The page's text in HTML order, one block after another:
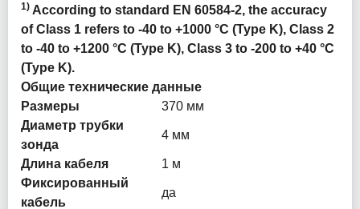
1) According to standard EN 60584-2, the accuracy
of Class 1 refers to -40 to +1000 °C (Type K), Class 2
to -40 to +1200 °C (Type K), Class 3 to -200 to +40 °C
(Type K).
Общие технические данные
Размеры
370 мм
Диаметр трубки
зонда
4 мм
Длина кабеля
1 м
Фиксированный
кабель
да